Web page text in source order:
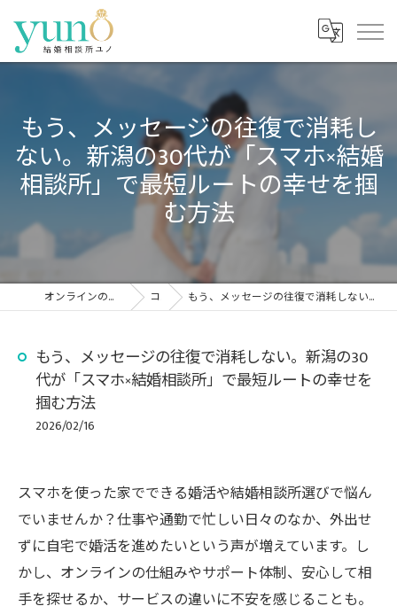
もう、メッセージの往復で消耗し
ない。新潟の30代が「スマホ×結婚
相談所」で最短ルートの幸せを掴
む方法
オンラインの結婚相談所なら結婚相談所ユノ コラム もう、メッセージの往復で消耗しない。新潟の30代が「スマホ×結婚相談所」で最短ルートの幸せを掴む方法
もう、メッセージの往復で消耗しない。新潟の30
代が「スマホ×結婚相談所」で最短ルートの幸せを
掴む方法
2026/02/16
スマホを使った家でできる婚活や結婚相談所選びで悩ん
でいませんか？仕事や通勤で忙しい日々のなか、外出せ
ずに自宅で婚活を進めたいという声が増えています。し
かし、オンラインの仕組みやサポート体制、安心して相
手を探せるか、サービスの違いに不安を感じることも。